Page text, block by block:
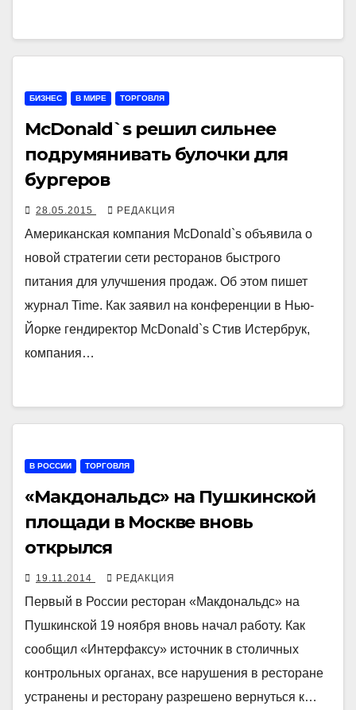
БИЗНЕС В МИРЕ ТОРГОВЛЯ
McDonald`s решил сильнее
подрумянивать булочки для
бургеров
28.05.2015 РЕДАКЦИЯ
Американская компания McDonald`s объявила о
новой стратегии сети ресторанов быстрого
питания для улучшения продаж. Об этом пишет
журнал Time. Как заявил на конференции в Нью-
Йорке гендиректор McDonald`s Стив Истербрук,
компания…
В РОССИИ ТОРГОВЛЯ
«Макдональдс» на Пушкинской
площади в Москве вновь
открылся
19.11.2014 РЕДАКЦИЯ
Первый в России ресторан «Макдональдс» на
Пушкинской 19 ноября вновь начал работу. Как
сообщил «Интерфаксу» источник в столичных
контрольных органах, все нарушения в ресторане
устранены и ресторану разрешено вернуться к…